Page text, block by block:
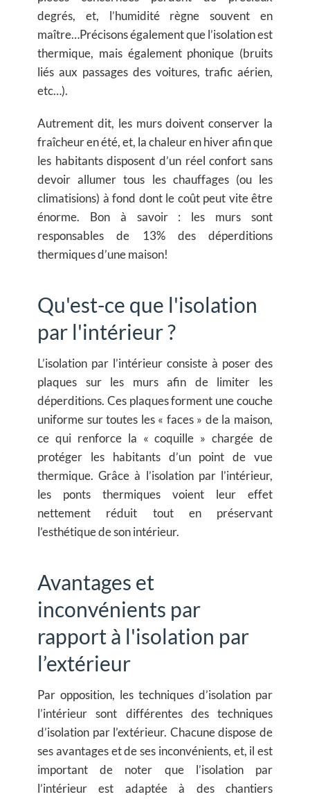
degrés, et, l’humidité règne souvent en
maître…Précisons également que l’isolation est
thermique, mais également phonique (bruits
liés aux passages des voitures, trafic aérien,
etc…).
Autrement dit, les murs doivent conserver la
fraîcheur en été, et, la chaleur en hiver afin que
les habitants disposent d’un réel confort sans
devoir allumer tous les chauffages (ou les
climatisions) à fond dont le coût peut vite être
énorme. Bon à savoir : les murs sont
responsables de 13% des déperditions
thermiques d’une maison!
Qu'est-ce que l'isolation
par l'intérieur ?
L’isolation par l’intérieur consiste à poser des
plaques sur les murs afin de limiter les
déperditions. Ces plaques forment une couche
uniforme sur toutes les « faces » de la maison,
ce qui renforce la « coquille » chargée de
protéger les habitants d’un point de vue
thermique. Grâce à l’isolation par l’intérieur,
les ponts thermiques voient leur effet
nettement réduit tout en préservant
l’esthétique de son intérieur.
Avantages et
inconvénients par
rapport à l'isolation par
l’extérieur
Par opposition, les techniques d’isolation par
l’intérieur sont différentes des techniques
d’isolation par l’extérieur. Chacune dispose de
ses avantages et de ses inconvénients, et, il est
important de noter que l’isolation par
l’intérieur est adaptée à des chantiers